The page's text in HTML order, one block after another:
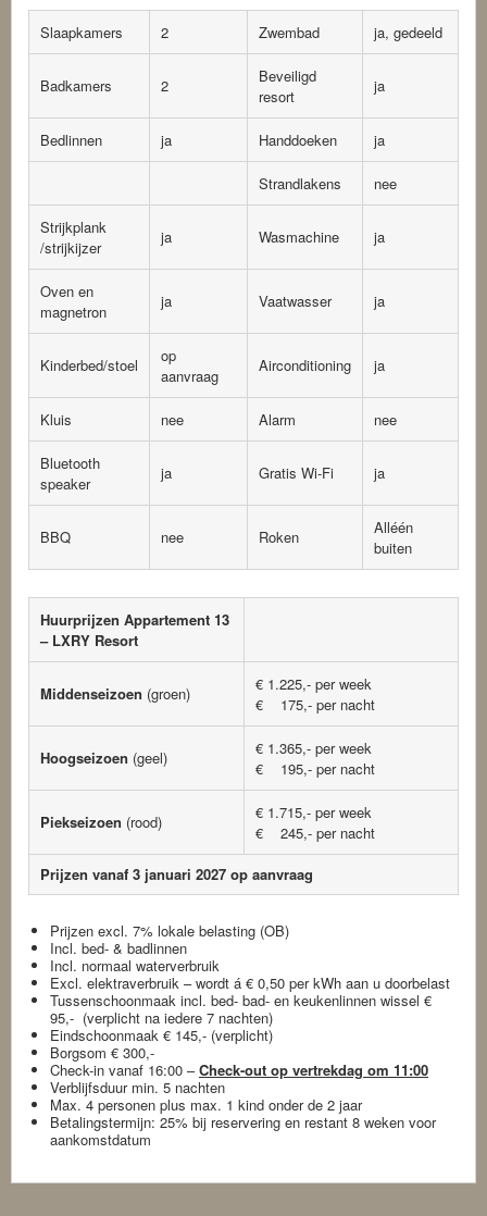
Slaapkamers 2 Zwembad ja, gedeeld
Badkamers 2
Beveiligd
resort
ja
Bedlinnen ja Handdoeken ja
Strandlakens nee
Strijkplank
/strijkijzer
ja Wasmachine ja
Oven en
magnetron
ja Vaatwasser ja
Kinderbed/stoel
op
aanvraag
Airconditioning ja
Kluis nee Alarm nee
Bluetooth
speaker
ja Gratis Wi-Fi ja
BBQ nee Roken
Alléén
buiten
Huurprijzen Appartement 13
– LXRY Resort
Middenseizoen (groen)
€ 1.225,- per week
€ 175,- per nacht
Hoogseizoen (geel)
€ 1.365,- per week
€ 195,- per nacht
Piekseizoen (rood)
€ 1.715,- per week
€ 245,- per nacht
Prijzen vanaf 3 januari 2027 op aanvraag
Prijzen excl. 7% lokale belasting (OB)
Incl. bed- & badlinnen
Incl. normaal waterverbruik
Excl. elektraverbruik – wordt á € 0,50 per kWh aan u doorbelast
Tussenschoonmaak incl. bed- bad- en keukenlinnen wissel €
95,- (verplicht na iedere 7 nachten)
Eindschoonmaak € 145,- (verplicht)
Borgsom € 300,-
Check-in vanaf 16:00 –Check-out op vertrekdag om 11:00
Verblijfsduur min. 5 nachten
Max. 4 personen plus max. 1 kind onder de 2 jaar
Betalingstermijn: 25% bij reservering en restant 8 weken voor
aankomstdatum